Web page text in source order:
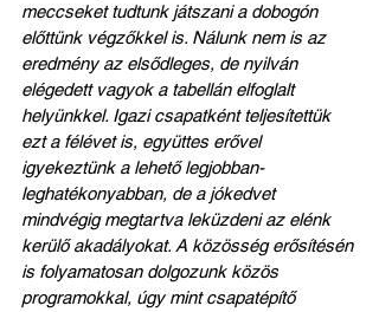
meccseket tudtunk játszani a dobogón
előttünk végzőkkel is. Nálunk nem is az
eredmény az elsődleges, de nyilván
elégedett vagyok a tabellán elfoglalt
helyünkkel. Igazi csapatként teljesítettük
ezt a félévet is, együttes erővel
igyekeztünk a lehető legjobban-
leghatékonyabban, de a jókedvet
mindvégig megtartva leküzdeni az elénk
kerülő akadályokat. A közösség erősítésén
is folyamatosan dolgozunk közös
programokkal, úgy mint csapatépítő